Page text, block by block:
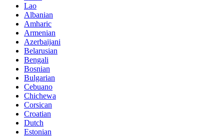
Lao
Albanian
Amharic
Armenian
Azerbaijani
Belarusian
Bengali
Bosnian
Bulgarian
Cebuano
Chichewa
Corsican
Croatian
Dutch
Estonian